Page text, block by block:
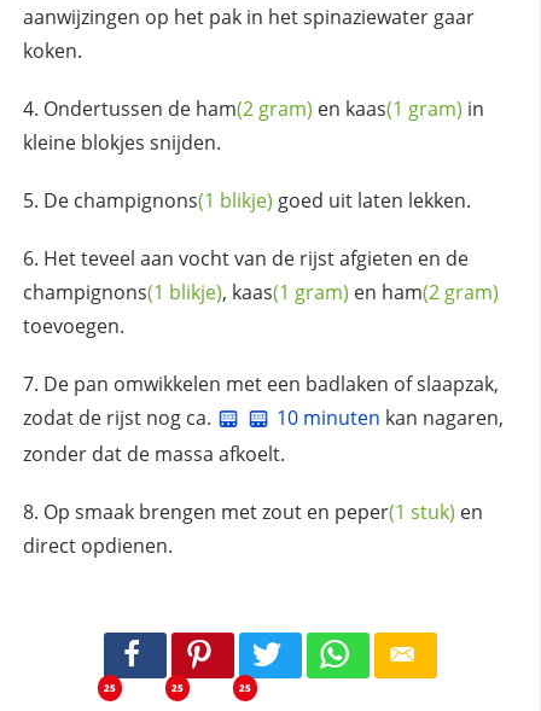
aanwijzingen op het pak in het spinaziewater gaar
koken.
Ondertussen de ham(2 gram) en kaas(1 gram) in
kleine blokjes snijden.
De champignons(1 blikje) goed uit laten lekken.
Het teveel aan vocht van de rijst afgieten en de
champignons(1 blikje), kaas(1 gram) en ham(2 gram)
toevoegen.
De pan omwikkelen met een badlaken of slaapzak,
zodat de rijst nog ca.
10 minuten kan nagaren,
zonder dat de massa afkoelt.
Op smaak brengen metzout en peper(1 stuk) en
direct opdienen.
25 25 25